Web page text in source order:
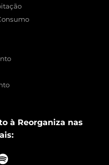
à Reorganiza nas